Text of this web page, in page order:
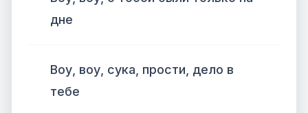
дне
Воу, воу, сука, прости, дело в
тебе